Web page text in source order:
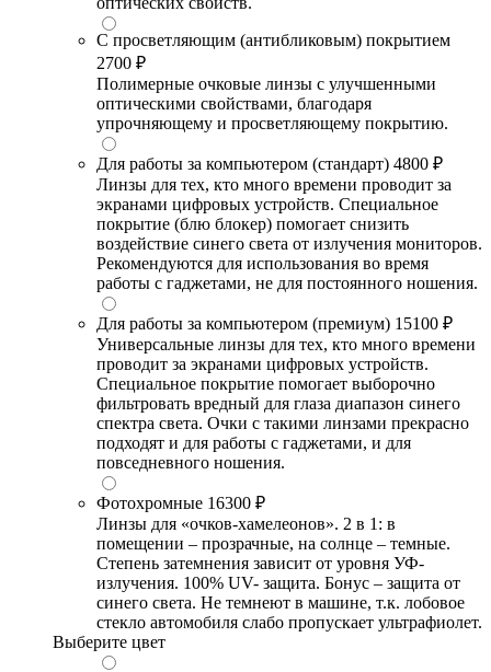
С просветляющим (антибликовым) покрытием
2700 ₽
Полимерные очковые линзы с улучшенными
оптическими свойствами, благодаря
упрочняющему и просветляющему покрытию.
Для работы за компьютером (стандарт) 4800 ₽
Линзы для тех, кто много времени проводит за
экранами цифровых устройств. Специальное
покрытие (блю блокер) помогает снизить
воздействие синего света от излучения мониторов.
Рекомендуются для использования во время
работы с гаджетами, не для постоянного ношения.
Для работы за компьютером (премиум) 15100 ₽
Универсальные линзы для тех, кто много времени
проводит за экранами цифровых устройств.
Специальное покрытие помогает выборочно
фильтровать вредный для глаза диапазон синего
спектра света. Очки с такими линзами прекрасно
подходят и для работы с гаджетами, и для
повседневного ношения.
Фотохромные 16300 ₽
Линзы для «очков-хамелеонов». 2 в 1: в
помещении – прозрачные, на солнце – темные.
Степень затемнения зависит от уровня УФ-
излучения. 100% UV- защита. Бонус – защита от
синего света. Не темнеют в машине, т.к. лобовое
стекло автомобиля слабо пропускает ультрафиолет.
Выберите цвет